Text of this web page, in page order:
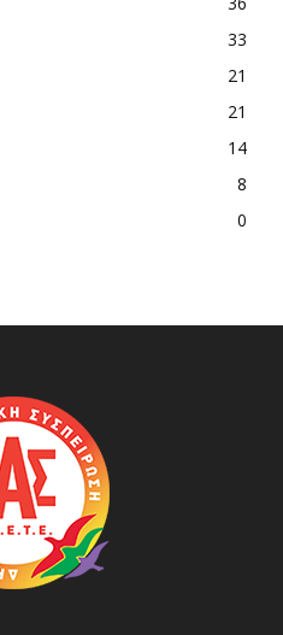
33
21
21
14
8
0